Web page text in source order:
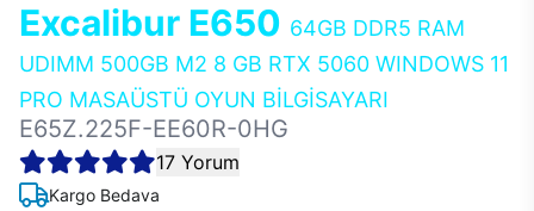
Excalibur E650 64GB DDR5 RAM
UDIMM 500GB M2 8 GB RTX 5060 WINDOWS 11
PRO MASAÜSTÜ OYUN BİLGİSAYARI
E65Z.225F-EE60R-0HG
17 Yorum
Kargo Bedava